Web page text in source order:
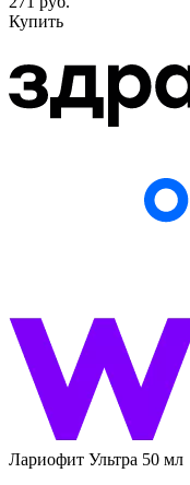
Купить
Лариофит Ультра 50 мл